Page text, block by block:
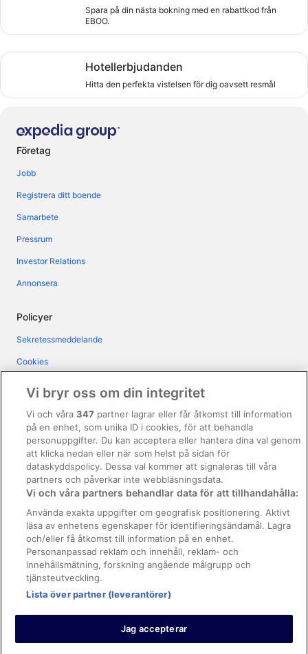
Spara på din nästa bokning med en rabattkod från
EBOO.
Hotellerbjudanden
Hitta den perfekta vistelsen för dig oavsett resmål
Hitta den perfekta vistelsen för dig oavsett resmål
Företag
Jobb
Registrera ditt boende
Samarbete
Pressrum
Investor Relations
Annonsera
Policyer
Sekretessmeddelande
Cookies
Regler och villkor för Vrbo
Tillgänglighetsanpassning
Juridisk information/Kontakta oss
Riktlinjer för innehåll och anmäla innehåll
Hjälp
Kontakta oss
Avboka eller ändra din bokning
Boka ett flyg med flygbolagskredit
Återbetalningsprocess och tidslinjer
© 2026 Expedia, Inc., ett företag inom Expedia Group.
Vi bryr oss om din integritet
Vi och våra347 partner lagrar eller får åtkomst till information
på en enhet, som unika ID i cookies, för att behandla
personuppgifter. Du kan acceptera eller hantera dina val genom
att klicka nedan eller när som helst på sidan för
dataskyddspolicy. Dessa val kommer att signaleras till våra
partners och påverkar inte webbläsningsdata.
Vi och våra partners behandlar data för att tillhandahålla:
Använda exakta uppgifter om geografisk positionering. Aktivt
läsa av enhetens egenskaper för identifieringsändamål. Lagra
och/eller få åtkomst till information på en enhet.
Personanpassad reklam och innehåll, reklam- och
innehållsmätning, forskning angående målgrupp och
tjänsteutveckling.
Lista över partner (leverantörer)
Jag accepterar